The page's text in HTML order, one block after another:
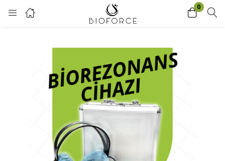
0
Enter your username and password to login.
Remember me